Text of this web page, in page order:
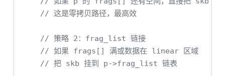
// 这是零拷贝路径，最高效
// 策略 2：frag_list 链接
// 如果 frags[] 满或数据在 linear 区域
// 把 skb 挂到 p->frag_list 链表